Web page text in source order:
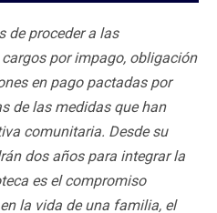
de proceder a las
por impago, obligación
en pago pactadas por
de las medidas que han
comunitaria. Desde su
dos años para integrar la
es el compromiso
la vida de una familia, el